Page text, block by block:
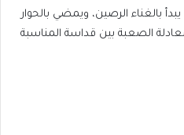
بالغناء الرصين، ويمضي بالحوار
الصعبة بين قداسة المناسبة